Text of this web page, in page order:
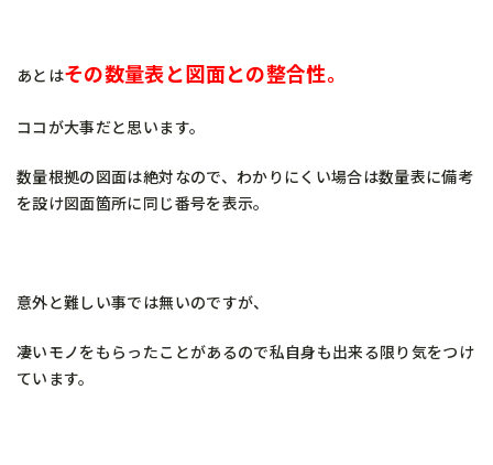
あとはその数量表と図面との整合性。
ココが大事だと思います。
数量根拠の図面は絶対なので、わかりにくい場合は数量表に備考
を設け図面箇所に同じ番号を表示。
意外と難しい事では無いのですが、
凄いモノをもらったことがあるので私自身も出来る限り気をつけ
ています。